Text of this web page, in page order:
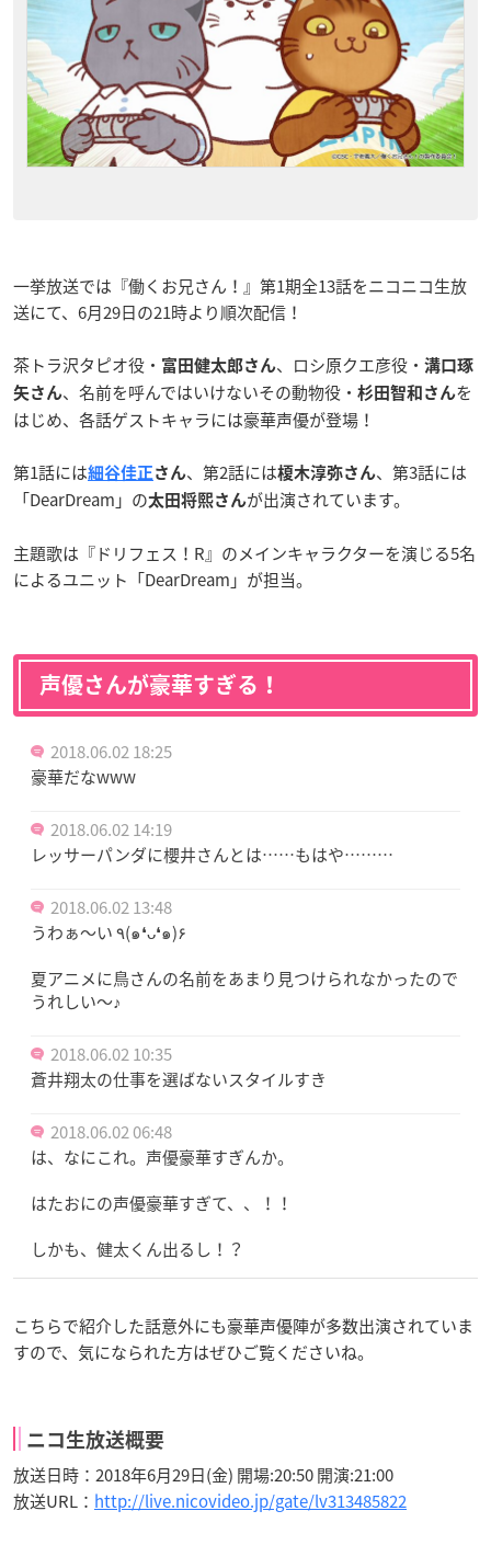
一挙放送では『働くお兄さん！』第1期全13話をニコニコ生放
送にて、6月29日の21時より順次配信！
茶トラ沢タピオ役・ 富田健太郎さん、ロシ原クエ彦役・ 溝口琢
矢さん、名前を呼んではいけないその動物役・ 杉田智和さんを
はじめ、各話ゲストキャラには豪華声優が登場！
第1話には細谷佳正 さん、第2話には榎木淳弥さん、第3話には
「DearDream」の太田将熙さんが出演されています。
主題歌は『ドリフェス！R』のメインキャラクターを演じる5名
によるユニット「DearDream」が担当。
声優さんが豪華すぎる！
2018.06.02 18:25
豪華だなwww
2018.06.02 14:19
レッサーパンダに櫻井さんとは……もはや………
2018.06.02 13:48
うわぁ〜い ٩(๑❛ᴗ❛๑)۶
夏アニメに鳥さんの名前をあまり見つけられなかったので
うれしい〜♪
2018.06.02 10:35
蒼井翔太の仕事を選ばないスタイルすき
2018.06.02 06:48
は、なにこれ。声優豪華すぎんか。
はたおにの声優豪華すぎて、、！！
しかも、健太くん出るし！？
こちらで紹介した話意外にも豪華声優陣が多数出演されていま
すので、気になられた方はぜひご覧くださいね。
ニコ生放送概要
放送日時：2018年6月29日(金) 開場:20:50 開演:21:00
放送URL： http://live.nicovideo.jp/gate/lv313485822